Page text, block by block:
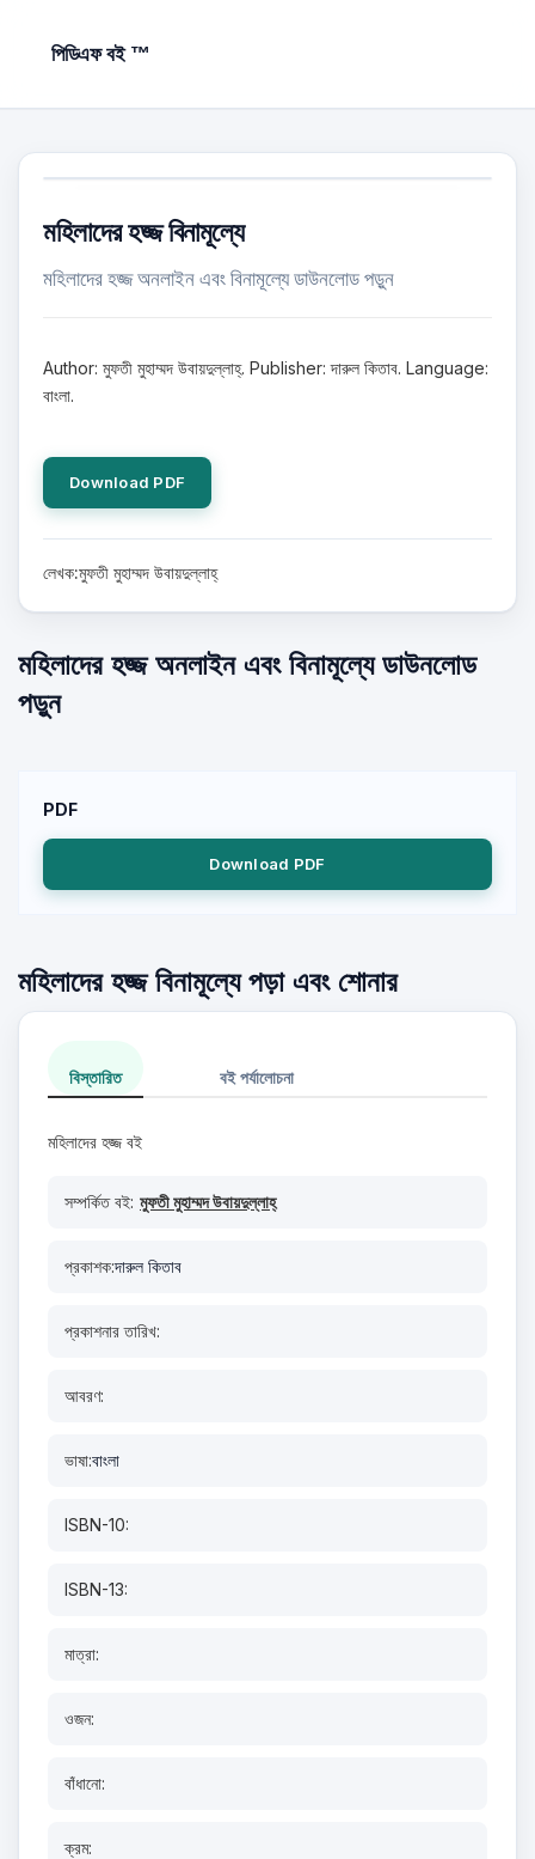
পিডিএফ বই ™
মহিলাদের হজ্জ বিনামূল্যে
মহিলাদের হজ্জ অনলাইন এবং বিনামূল্যে ডাউনলোড পড়ুন
Author: মুফতী মুহাম্মদ উবায়দুল্লাহ্‌. Publisher: দারুল কিতাব. Language:
বাংলা.
Download PDF
লেখক:মুফতী মুহাম্মদ উবায়দুল্লাহ্‌
মহিলাদের হজ্জ অনলাইন এবং বিনামূল্যে ডাউনলোড
পড়ুন
PDF
Download PDF
মহিলাদের হজ্জ বিনামূল্যে পড়া এবং শোনার
বিস্তারিত বই পর্যালোচনা
মহিলাদের হজ্জ বই
সম্পর্কিত বই: মুফতী মুহাম্মদ উবায়দুল্লাহ্‌
প্রকাশক:দারুল কিতাব
প্রকাশনার তারিখ:
আবরণ:
ভাষা:বাংলা
ISBN-10:
ISBN-13:
মাত্রা:
ওজন:
বাঁধানো:
ক্রম: